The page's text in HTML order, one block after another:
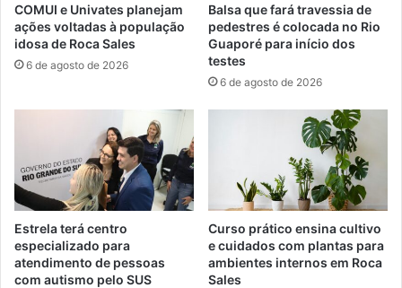
COMUI e Univates planejam
ações voltadas à população
idosa de Roca Sales
6 de agosto de 2026
Balsa que fará travessia de
pedestres é colocada no Rio
Guaporé para início dos
testes
6 de agosto de 2026
Estrela terá centro
especializado para
atendimento de pessoas
com autismo pelo SUS
Curso prático ensina cultivo
e cuidados com plantas para
ambientes internos em Roca
Sales